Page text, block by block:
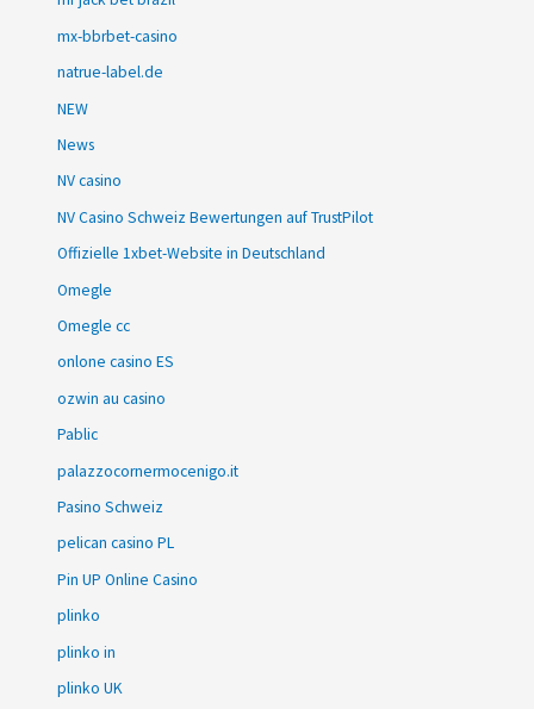
mx-bbrbet-casino
natrue-label.de
NEW
News
NV casino
NV Casino Schweiz Bewertungen auf TrustPilot
Offizielle 1xbet-Website in Deutschland
Omegle
Omegle cc
onlone casino ES
ozwin au casino
Pablic
palazzocornermocenigo.it
Pasino Schweiz
pelican casino PL
Pin UP Online Casino
plinko
plinko in
plinko UK